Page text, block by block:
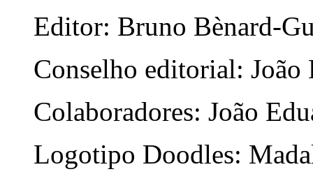
Editor: Bruno Bènard-
Conselho editorial: João
Colaboradores: João
Logotipo Doodles: